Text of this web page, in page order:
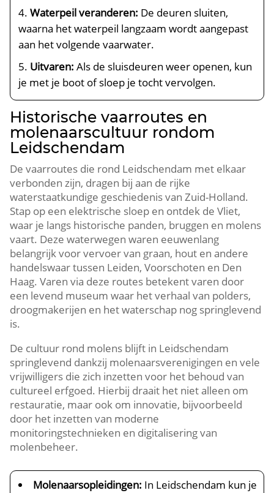
Waterpeil veranderen: De deuren sluiten,
waarna het waterpeil langzaam wordt aangepast
aan het volgende vaarwater.​
Uitvaren: Als de sluisdeuren weer openen, kun
je met je boot of sloep je tocht vervolgen.​
Historische vaarroutes en
molenaarscultuur rondom
Leidschendam
De vaarroutes die rond Leidschendam met elkaar
verbonden zijn, dragen bij aan de rijke
waterstaatkundige geschiedenis van Zuid-Holland.​
Stap op een elektrische sloep en ontdek de Vliet,
waar je langs historische panden, bruggen en molens
vaart.​ Deze waterwegen waren eeuwenlang
belangrijk voor vervoer van graan, hout en andere
handelswaar tussen Leiden, Voorschoten en Den
Haag.​ Varen via deze routes betekent varen door
een levend museum waar het verhaal van polders,
droogmakerijen en het waterschap nog springlevend
is.​
De cultuur rond molens blijft in Leidschendam
springlevend dankzij molenaarsverenigingen en vele
vrijwilligers die zich inzetten voor het behoud van
cultureel erfgoed.​ Hierbij draait het niet alleen om
restauratie, maar ook om innovatie, bijvoorbeeld
door het inzetten van moderne
monitoringstechnieken en digitalisering van
molenbeheer.​
Molenaarsopleidingen: In Leidschendam kun je